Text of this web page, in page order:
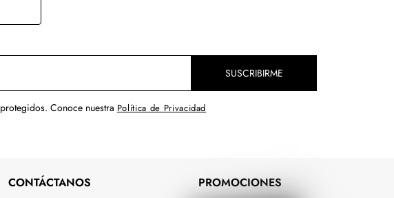
SUSCRIBIRME
Conoce nuestra Política de Privacidad
CONTÁCTANOS PROMOCIONES